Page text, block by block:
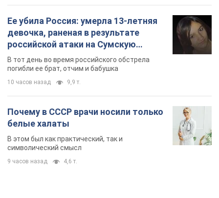
Ее убила Россия: умерла 13-летняя
девочка, раненая в результате
российской атаки на Сумскую
область. Фото
В тот день во время российского обстрела
погибли ее брат, отчим и бабушка
10 часов назад 9,9 т.
Почему в СССР врачи носили только
белые халаты
В этом был как практический, так и
символический смысл
9 часов назад 4,6 т.